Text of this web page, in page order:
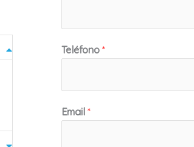
Teléfono *
Email *